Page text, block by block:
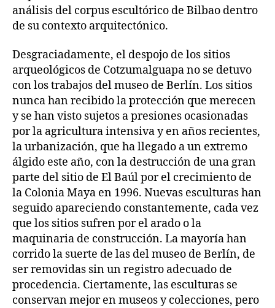
análisis del corpus escultórico de Bilbao dentro
de su contexto arquitectónico.
Desgraciadamente, el despojo de los sitios
arqueológicos de Cotzumalguapa no se detuvo
con los trabajos del museo de Berlín. Los sitios
nunca han recibido la protección que merecen
y se han visto sujetos a presiones ocasionadas
por la agricultura intensiva y en años recientes,
la urbanización, que ha llegado a un extremo
álgido este año, con la destrucción de una gran
parte del sitio de El Baúl por el crecimiento de
la Colonia Maya en 1996. Nuevas esculturas han
seguido apareciendo constantemente, cada vez
que los sitios sufren por el arado o la
maquinaria de construcción. La mayoría han
corrido la suerte de las del museo de Berlín, de
ser removidas sin un registro adecuado de
procedencia. Ciertamente, las esculturas se
conservan mejor en museos y colecciones, pero